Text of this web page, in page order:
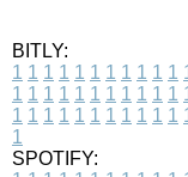
BITLY:
1 1 1 1 1 1 1 1 1 1 1
1 1 1 1 1 1 1 1 1 1 1
1 1 1 1 1 1 1 1 1 1 1
1
SPOTIFY: